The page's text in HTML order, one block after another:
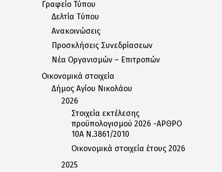
Γραφείο Τύπου
Δελτία Tύπου
Ανακοινώσεις
Προσκλήσεις Συνεδρίασεων
Nέα Oργανισμών – Eπιτροπών
Οικονομικά στοιχεία
Δήμος Αγίου Νικολάου
2026
Στοιχεία εκτέλεσης
προϋπολογισμού 2026 -ΑΡΘΡΟ
10Α Ν.3861/2010
Οικονομικά στοιχεία έτους 2026
2025